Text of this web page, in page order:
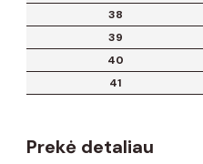
38
39
40
41
Prekė detaliau